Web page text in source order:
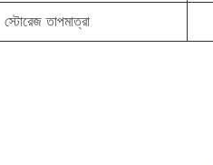
স্টোরেজ তাপমাত্রা